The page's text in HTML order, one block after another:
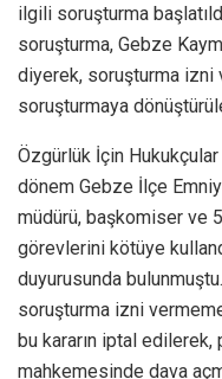
ilgili soruşturma
soruşturma, Gebze
diyerek, soruşturma
soruşturmaya
Özgürlük İçin
dönem Gebze İlçe
müdürü, başkomiser ve
görevlerini kötüye
duyurusunda bulunmuştu.
soruşturma izni
bu kararın iptal
mahkemesinde dava